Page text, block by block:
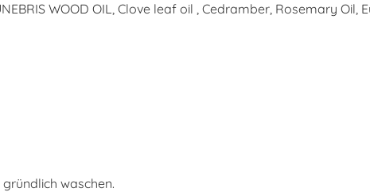
WOOD OIL, Clove leaf oil , Cedramber, Rosemary
waschen.